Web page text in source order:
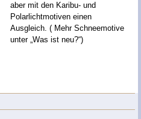
aber mit den Karibu- und
Polarlichtmotiven einen
Ausgleich. ( Mehr Schneemotive
unter „Was ist neu?“)